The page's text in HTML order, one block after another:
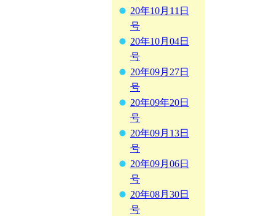
20年10月11日
号
20年10月04日
号
20年09月27日
号
20年09年20日
号
20年09月13日
号
20年09月06日
号
20年08月30日
号